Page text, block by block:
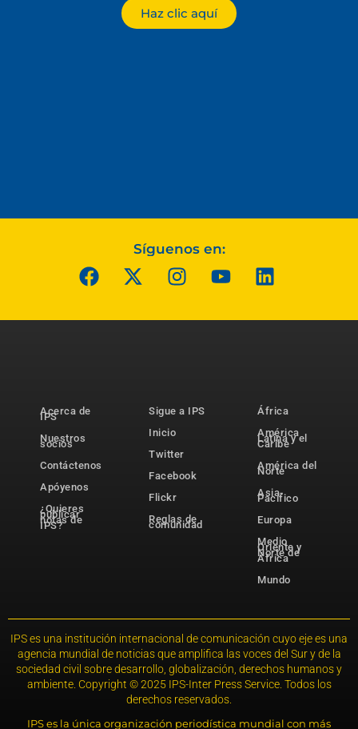
Haz clic aquí
Síguenos en:
Acerca de
IPS
Nuestros
socios
Contáctenos
Apóyenos
¿Quieres
publicar
notas de
IPS?
Sigue a IPS
Inicio
Twitter
Facebook
Flickr
Reglas de
comunidad
África
América
Latina y el
Caribe
América del
Norte
Asia-
Pacífico
Europa
Medio
Oriente y
Norte de
África
Mundo
IPS es una institución internacional de comunicación cuyo eje es una
agencia mundial de noticias que amplifica las voces del Sur y de la
sociedad civil sobre desarrollo, globalización, derechos humanos y
ambiente. Copyright © 2025 IPS-Inter Press Service. Todos los
derechos reservados.
IPS es la única organización periodística mundial con más